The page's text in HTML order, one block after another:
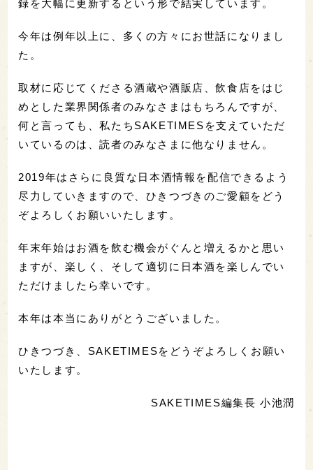
録を大幅に更新するという形で結実しています。
今年は例年以上に、多くの方々にお世話になりまし
た。
取材に応じてくださる酒蔵や酒販店、飲食店をはじ
めとした業界関係者のみなさまはもちろんですが、
何と言っても、私たちSAKETIMESを支えていただ
いているのは、読者のみなさまに他なりません。
2019年はさらに良質な日本酒情報を配信できるよう
尽力していきますので、ひきつづきのご愛顧をどう
ぞよろしくお願いいたします。
年末年始はお酒を飲む機会がぐんと増えるかと思い
ますが、楽しく、そして適切に日本酒を楽しんでい
ただけましたら幸いです。
本年は本当にありがとうございました。
ひきつづき、SAKETIMESをどうぞよろしくお願い
いたします。
SAKETIMES編集長 小池潤